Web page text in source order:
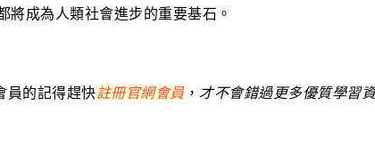
將成為人類社會進步的重要基石。
員的記得趕快註冊官網會員 ， 才不會錯過更多優質學習